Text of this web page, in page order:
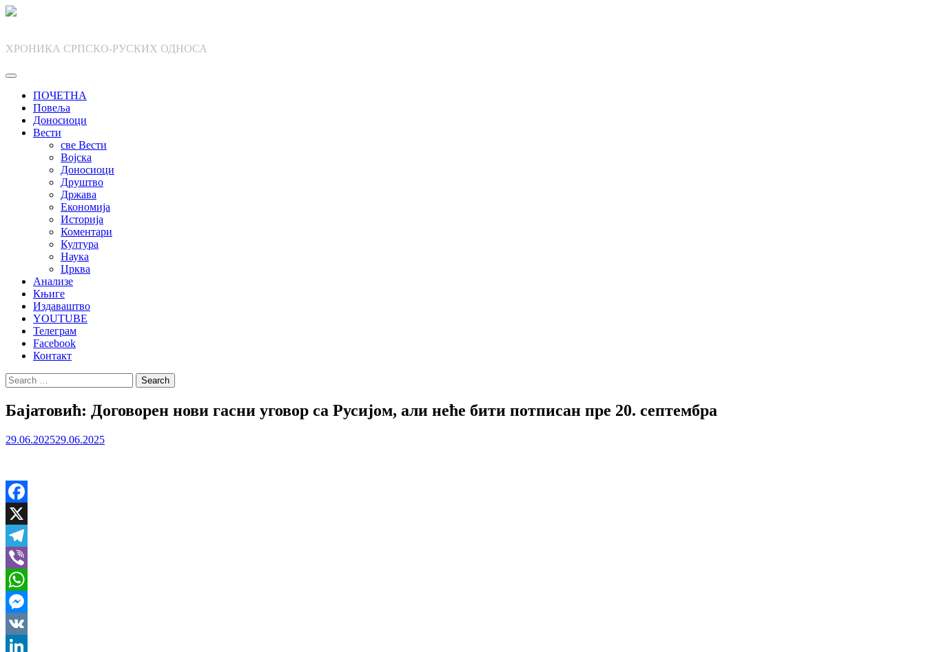
Skip
ХРОНИКА СРПСКО-РУСКИХ ОДНОСА
ПОЧЕТНА
Повеља
Доносиоци
Вести
све Вести
Војска
Доносиоци
Друштво
Држава
Економија
Историја
Коментари
Култура
Наука
Црква
Анализе
Књиге
Издаваштво
YOUTUBE
Телеграм
Facebook
Контакт
Search
for:
Бајатовић: Договорен нови гасни уговор са Русијом, али неће бити потписан пре 20. септембра
29.06.202529.06.2025
Facebook
X
Telegram
Viber
WhatsApp
Messenger
VK